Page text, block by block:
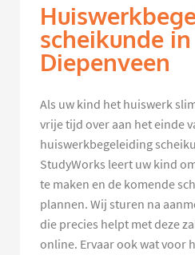
scheikunde in
Diepenveen
Als uw kind het huiswerk
vrije tijd over aan het einde
huiswerkbegeleiding
StudyWorks leert uw kind
te maken en de komende
plannen. Wij sturen na
die precies helpt met deze
online. Ervaar ook wat voor